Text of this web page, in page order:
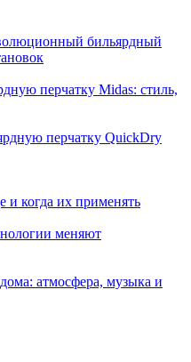
бильярдный
перчатку Midas: стиль,
перчатку QuickDry
и когда их применять
меняют
атмосфера, музыка и